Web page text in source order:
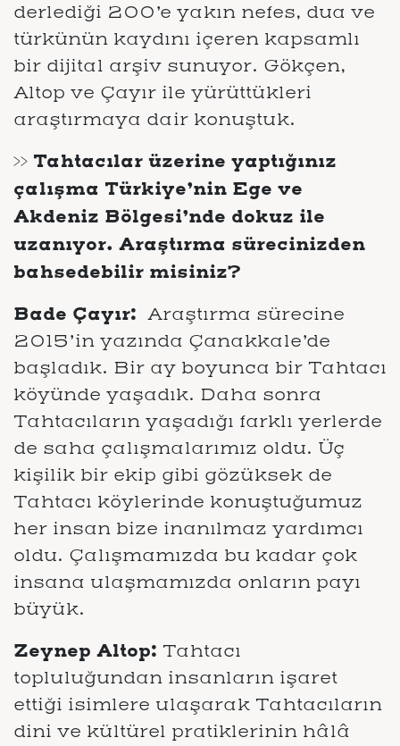
derlediği 200’e yakın nefes, dua ve
türkünün kaydını içeren kapsamlı
bir dijital arşiv sunuyor. Gökçen,
Altop ve Çayır ile yürüttükleri
araştırmaya dair konuştuk.
>> Tahtacılar üzerine yaptığınız
çalışma Türkiye’nin Ege ve
Akdeniz Bölgesi’nde dokuz ile
uzanıyor. Araştırma sürecinizden
bahsedebilir misiniz?
Bade Çayır: Araştırma sürecine
2015’in yazında Çanakkale’de
başladık. Bir ay boyunca bir Tahtacı
köyünde yaşadık. Daha sonra
Tahtacıların yaşadığı farklı yerlerde
de saha çalışmalarımız oldu. Üç
kişilik bir ekip gibi gözüksek de
Tahtacı köylerinde konuştuğumuz
her insan bize inanılmaz yardımcı
oldu. Çalışmamızda bu kadar çok
insana ulaşmamızda onların payı
büyük.
Zeynep Altop: Tahtacı
topluluğundan insanların işaret
ettiği isimlere ulaşarak Tahtacıların
dini ve kültürel pratiklerinin hâlâ